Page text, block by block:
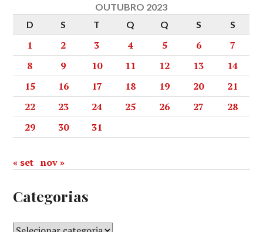
OUTUBRO 2023
D
S T Q Q S S
1 2 3 4 5 6
7
8
9 10 11 12 13
14
15
16 17 18 19 20
21
22
23 24 25 26 27
28
29
30 31
« set nov »
Categorias